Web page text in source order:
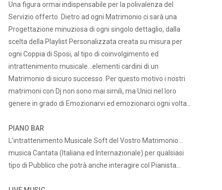
Una figura ormai indispensabile per la polivalenza del
Servizio offerto. Dietro ad ogni Matrimonio ci sarà una
Progettazione minuziosa di ogni singolo dettaglio, dalla
scelta della Playlist Personalizzata creata su misura per
ogni Coppia di Sposi, al tipo di coinvolgimento ed
intrattenimento musicale…elementi cardini di un
Matrimonio di sicuro successo. Per questo motivo i nostri
matrimoni con Dj non sono mai simili, ma Unici nel loro
genere in grado di Emozionarvi ed emozionarci ogni volta…
PIANO BAR
L’intrattenimento Musicale Soft del Vostro Matrimonio…
musica Cantata (Italiana ed Internazionale) per qualsiasi
tipo di Pubblico che potrà anche interagire col Pianista…